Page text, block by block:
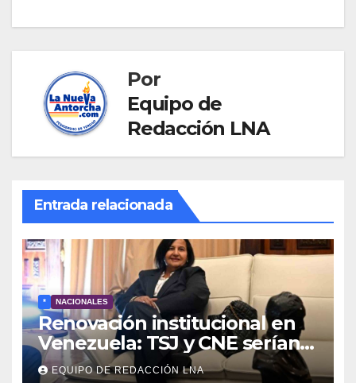
Por
Equipo de
Redacción LNA
Entrada relacionada
* NACIONALES
Renovación institucional en
Venezuela: TSJ y CNE serían
designados a finales de 2026
EQUIPO DE REDACCIÓN LNA